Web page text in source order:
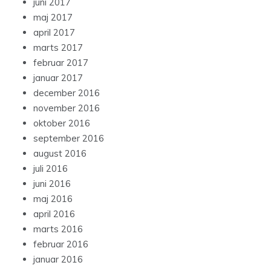
maj 2017
april 2017
marts 2017
februar 2017
januar 2017
december 2016
november 2016
oktober 2016
september 2016
august 2016
juli 2016
juni 2016
maj 2016
april 2016
marts 2016
februar 2016
januar 2016